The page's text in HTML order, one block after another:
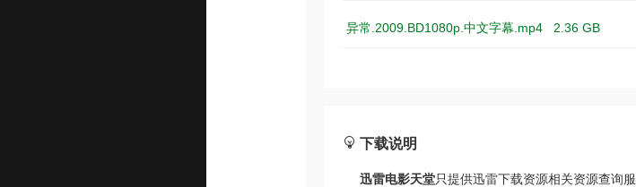
异常.2009.BD1080p.中文字幕.mp4 2.36 GB
下载说明
迅雷电影天堂只提供迅雷下载资源相关资源查询